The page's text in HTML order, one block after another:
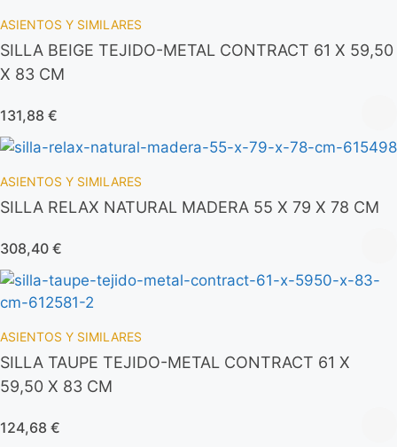
ASIENTOS Y SIMILARES
SILLA BEIGE TEJIDO-METAL CONTRACT 61 X 59,50
X 83 CM
131,88 €
ASIENTOS Y SIMILARES
SILLA RELAX NATURAL MADERA 55 X 79 X 78 CM
308,40 €
ASIENTOS Y SIMILARES
SILLA TAUPE TEJIDO-METAL CONTRACT 61 X
59,50 X 83 CM
124,68 €